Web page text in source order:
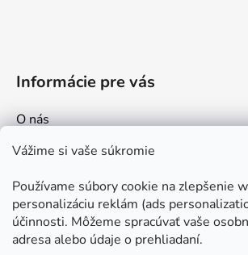
Vážime si vaše súkromie
Používame súbory cookie na zlepšenie
personalizáciu reklám (ads
účinnosti. Môžeme spracúvať vaše
adresa alebo údaje o prehliadaní.
Informácie pre vás
O nás
Kontakt
Ako nakupovať
Obchodné podmienky
Ochrana osobných údajov